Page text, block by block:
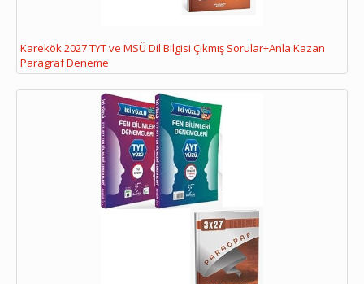
Karekök 2027 TYT ve MSÜ Dil Bilgisi Çıkmış Sorular+Anla Kazan
Paragraf Deneme